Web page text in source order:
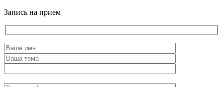
Запись на прием